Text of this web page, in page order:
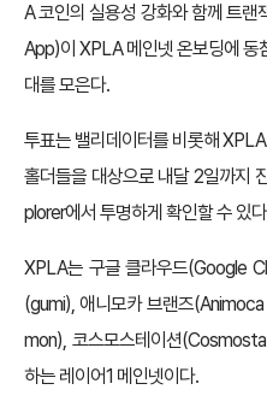
A 코인의 실용성 강화와 함께 트
App)이 XPLA 메인넷 온보딩에 동
대를 모은다.
투표는 밸리데이터를 비롯해
홀더들을 대상으로 내달 2일까지
plorer에서 투명하게 확인할 수 있
XPLA는 구글 클라우드(Google
(gumi), 애니모카 브랜즈
mon), 코스모스테이션
하는 레이어1 메인넷이다.